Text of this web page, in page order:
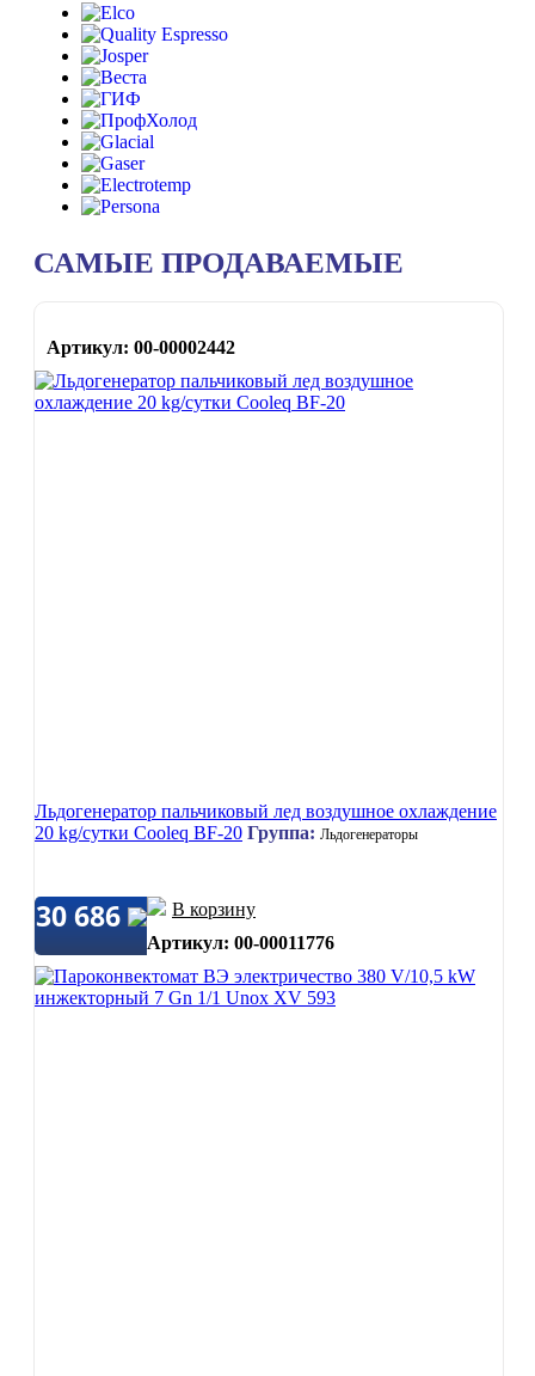
САМЫЕ ПРОДАВАЕМЫЕ
Артикул: 00-00002442
Льдогенератор пальчиковый лед воздушное охлаждение
20 kg/сутки Cooleq BF-20 Группа: Льдогенераторы
30 686
В корзину
Артикул: 00-00011776